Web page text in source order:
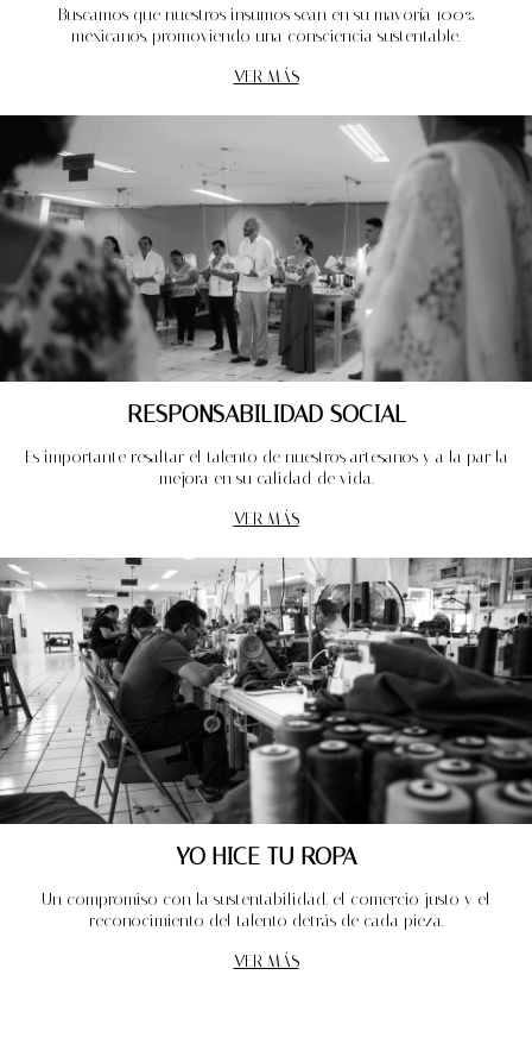
Buscamos que nuestros insumos sean en su mayoría 100%
mexicanos, promoviendo una consciencia sustentable.
VER MÁS
RESPONSABILIDAD SOCIAL
Es importante resaltar el talento de nuestros artesanos y a la par la
mejora en su calidad de vida.
VER MÁS
YO HICE TU ROPA
Un compromiso con la sustentabilidad, el comercio justo y el
reconocimiento del talento detrás de cada pieza.
VER MÁS